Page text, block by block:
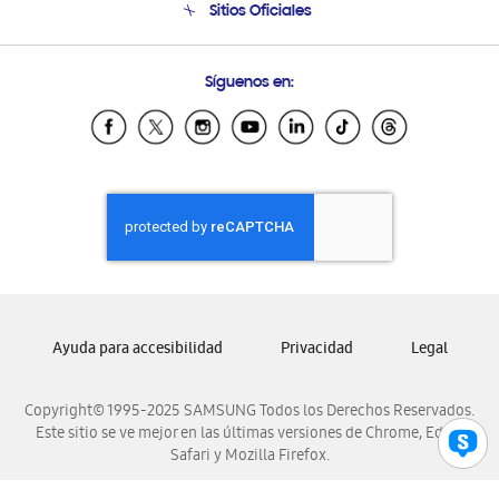
Condiciones de Compra
Soporte vía eMail
Sitios Oficiales
Samsung Ecuador
Samsung El Salvador
Samsung Honduras
Samsung Nicaragua
Samsung Panamá
Samsung Venezuela
Síguenos en:
Copyright© 1995-2025 SAMSUNG Todos los Derechos Reservados.
Este sitio se ve mejor en las últimas versiones de Chrome, Edge,
Safari y Mozilla Firefox.
Ayuda para accesibilidad Privacidad Legal